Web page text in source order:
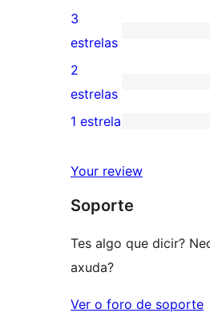
5
estrelas
valoración
de
4
estrelas
0
valoracións
de
3
3
estrelas
0
valoracións
2
2
estrelas
de
1
1 estrela
Your review
Soporte
Tes algo que dicir?
axuda?
Ver o foro de soporte